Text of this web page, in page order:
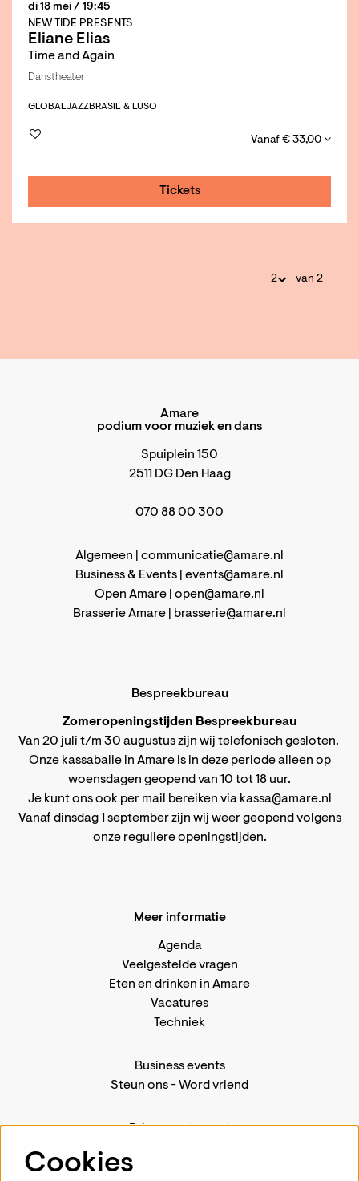
Eliane Elias
Time and Again
NEW TIDE PRESENTS
di 18 mei / 19:45
Danstheater
GLOBALJAZZBRASIL & LUSO
Vanaf € 33,00
Tickets
van 2
Amare
podium voor muziek en dans
Spuiplein 150
2511 DG Den Haag
070 88 00 300
Algemeen | communicatie@amare.nl
Business & Events | events@amare.nl
Open Amare | open@amare.nl
Brasserie Amare |
brasserie@amare.nl
Bespreekbureau
Zomeropeningstijden Bespreekbureau
Van 20 juli t/m 30 augustus zijn wij telefonisch gesloten.
Onze kassabalie in Amare is in deze periode alleen op
woensdagen geopend van 10 tot 18 uur.
Je kunt ons ook per mail bereiken via kassa@amare.nl
Vanaf dinsdag 1 september zijn wij weer geopend volgens
onze reguliere openingstijden.
Meer informatie
Agenda
Veelgestelde vragen
Eten en drinken in Amare
Vacatures
Techniek
Business events
Steun ons-Word vriend
Privacystatement
Cookies